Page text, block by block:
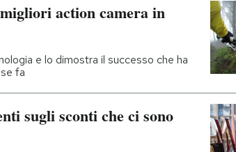
action camera in
e lo dimostra il successo che ha
fa
sugli sconti che ci sono